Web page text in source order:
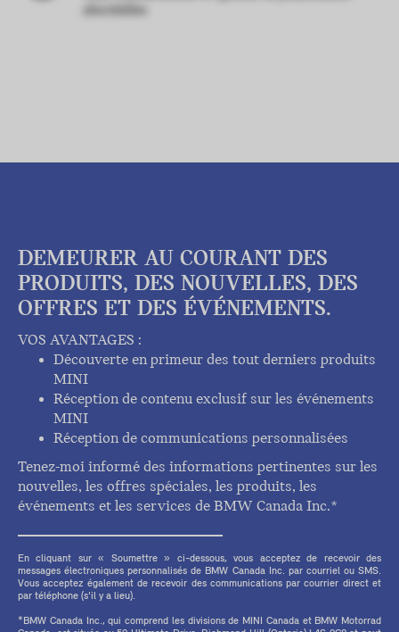
DEMEURER AU COURANT DES
PRODUITS, DES NOUVELLES, DES
OFFRES ET DES ÉVÉNEMENTS.
VOS AVANTAGES :
Découverte en primeur des tout derniers produits
MINI
Réception de contenu exclusif sur les événements
MINI
Réception de communications personnalisées
Tenez-moi informé des informations pertinentes sur les
nouvelles, les offres spéciales, les produits, les
événements et les services de BMW Canada Inc.*
En cliquant sur « Soumettre » ci-dessous, vous acceptez de recevoir des
messages électroniques personnalisés de BMW Canada Inc. par courriel ou SMS.
Vous acceptez également de recevoir des communications par courrier direct et
par téléphone (s'il y a lieu).
*BMW Canada Inc., qui comprend les divisions de MINI Canada et BMW Motorrad